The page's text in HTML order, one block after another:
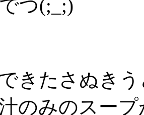
つ(;_;)
きたさぬき
のみのスー